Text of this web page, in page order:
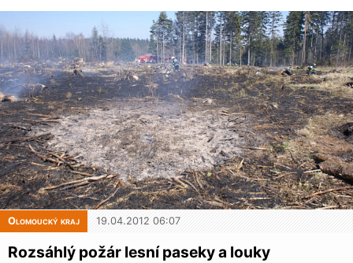
Olomoucký kraj 19.04.2012 06:07
Rozsáhlý požár lesní paseky a louky